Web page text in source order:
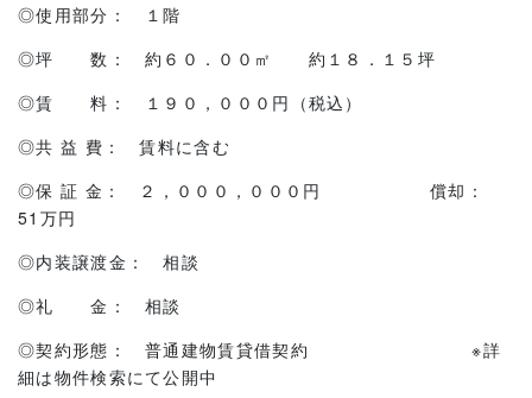
◎使用部分： １階
◎坪 数： 約６０．００㎡ 約１８．１５坪
◎賃 料： １９０，０００円（税込）
◎共 益 費： 賃料に含む
◎保 証 金： ２，０００，０００円 償却：
51万円
◎内装譲渡金： 相談
◎礼 金： 相談
◎契約形態： 普通建物賃貸借契約 ※詳
細は物件検索にて公開中